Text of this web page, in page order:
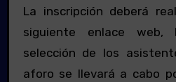
La inscripción deberá
siguiente enlace web,
selección de los
aforo se llevará a cabo